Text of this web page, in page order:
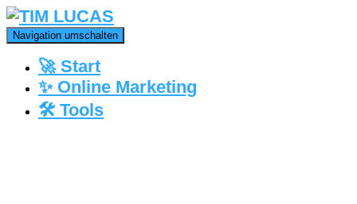
Navigation umschalten
🚀 Start
✨ Online Marketing
🛠️ Tools